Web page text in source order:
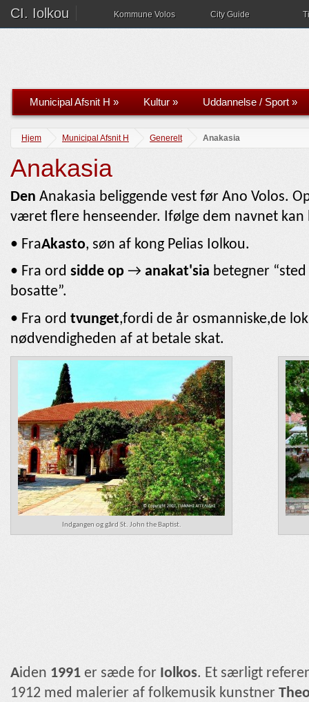
CI. Iolkou Kommune Volos City Guide
Municipal Afsnit H » Kultur » Uddannelse / Sport »
Hjem Municipal Afsnit H Generelt Anakasia
Anakasia
Den Anakasia beliggende vest før Ano Volos.
været flere henseender. Ifølge dem navnet kan
• FraAkasto, søn af kong Pelias Iolkou.
• Fra ord sidde op → anakat'sia betegner
bosatte”.
• Fra ord tvunget,fordi de år osmanniske,de
nødvendigheden af ​​at betale skat.
Indgangen og gård St. John the Baptist.
Aiden 1991 er sæde for Iolkos. Et særligt
1912 med malerier af folkemusik kunstner